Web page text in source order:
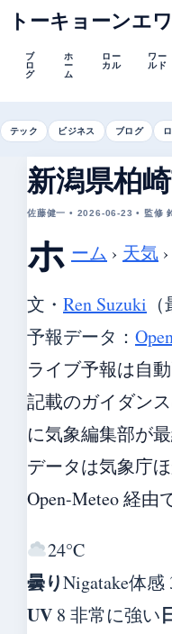
トーキョーンエ
ブ
ロ
グ
ホ
ー
ム
ロー
カル
ワー
ルド
テック ビジネス ブログ
新潟県柏
佐藤健一 • 2026-06-23 • 監修
ホ ーム › 天気 ›
文・ Ren Suzuki
予報データ：
ライブ予報は自
記載のガイダン
に気象編集部が
データは気象庁
Open-Meteo 経由
24°C
曇りNigatake体感
UV 8 非常に強い